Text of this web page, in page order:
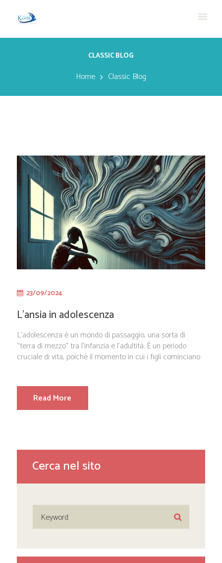
CLASSIC BLOG
Home Classic Blog
23/09/2024
L’ansia in adolescenza
L’adolescenza è un mondo di passaggio, una sorta di
“terra di mezzo” tra l’infanzia e l’adultità. È un periodo
cruciale di vita, poiché il momento in cui i figli cominciano
Read More
Cerca nel sito